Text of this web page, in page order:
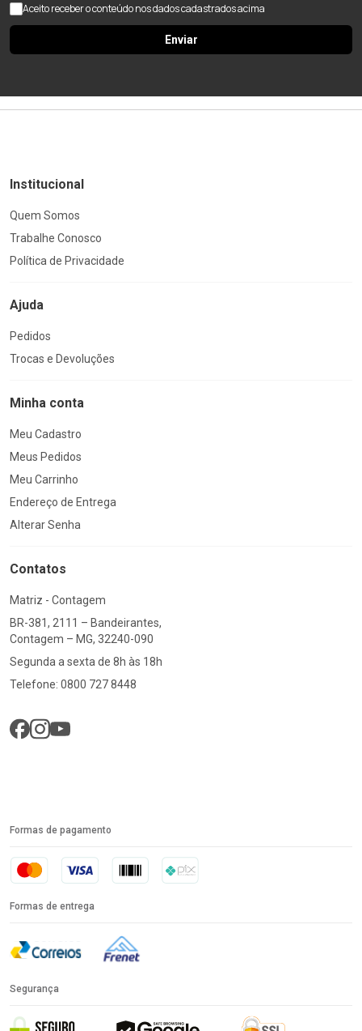
Aceito receber o conteúdo nos dados cadastrados acima
Enviar
Institucional
Quem Somos
Trabalhe Conosco
Política de Privacidade
Ajuda
Pedidos
Trocas e Devoluções
Minha conta
Meu Cadastro
Meus Pedidos
Meu Carrinho
Endereço de Entrega
Alterar Senha
Contatos
Matriz - Contagem
BR-381, 2111 – Bandeirantes,
Contagem – MG, 32240-090
Segunda a sexta de 8h às 18h
Telefone: 0800 727 8448
Formas de pagamento
Formas de entrega
Segurança